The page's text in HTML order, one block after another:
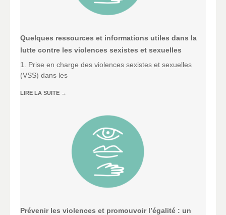
Quelques ressources et informations utiles dans la
lutte contre les violences sexistes et sexuelles
1. Prise en charge des violences sexistes et sexuelles
(VSS) dans les
LIRE LA SUITE →
Prévenir les violences et promouvoir l’égalité : un